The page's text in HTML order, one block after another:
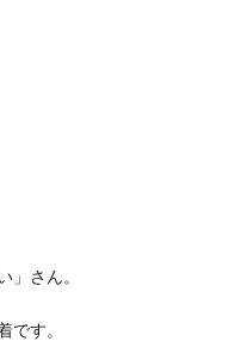
」さん。
です。